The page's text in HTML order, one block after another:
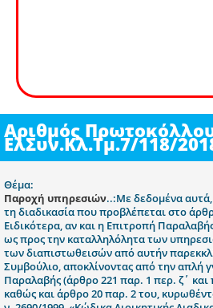
Αριθμός
ΕλΣυν.Κλ.Τμ.7/118/
Θέμα:
Παροχή υπηρεσιών..:Με δεδομένα
τη διαδικασία που προβλέπεται στο
Ειδικότερα, αν και η Επιτροπή
ως προς την καταλληλόλητα των
των διαπιστωθεισών από αυτήν
Συμβούλιο, αποκλίνοντας από την απλή
Παραλαβής (άρθρο 221 παρ. 1 περ. ζ΄ και
καθώς και άρθρο 20 παρ. 2 του,